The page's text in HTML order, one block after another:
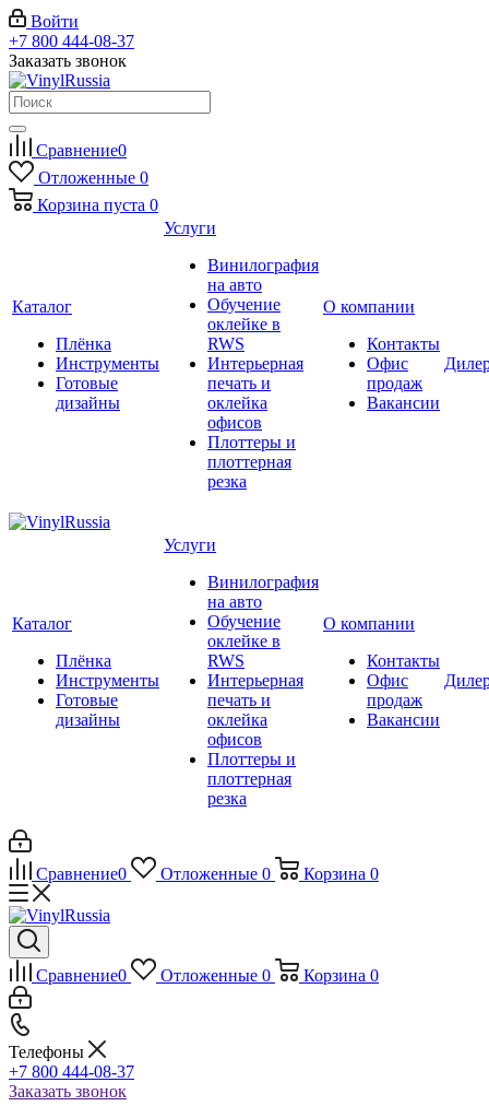
Войти
+7 800 444-08-37
Заказать звонок
Сравнение0
Отложенные 0
Корзина пуста 0
Каталог
Плёнка
Инструменты
Готовые
дизайны
Услуги
Винилография
на авто
Обучение
оклейке в
RWS
Интерьерная
печать и
оклейка
офисов
Плоттеры и
плоттерная
резка
О компании
Контакты
Офис
продаж
Вакансии
Каталог
Плёнка
Инструменты
Готовые
дизайны
Услуги
Винилография
на авто
Обучение
оклейке в
RWS
Интерьерная
печать и
оклейка
офисов
Плоттеры и
плоттерная
резка
О компании
Контакты
Офис
продаж
Вакансии
Сравнение0 Отложенные 0 Корзина 0
Сравнение0 Отложенные 0 Корзина 0
Телефоны
+7 800 444-08-37
Заказать звонок